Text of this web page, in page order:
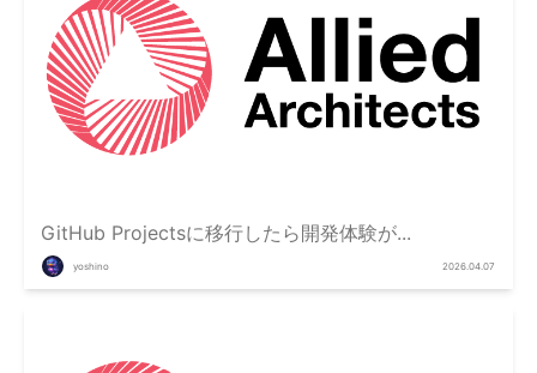
GitHub Projectsに移行したら開発体験が...
yoshino 2026.04.07